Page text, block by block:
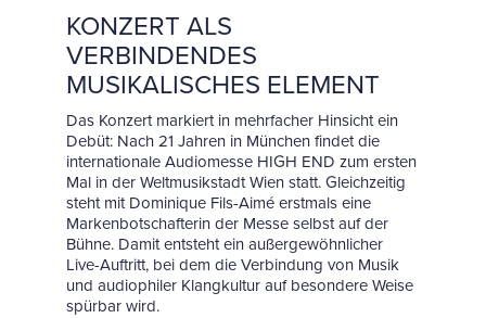
KONZERT ALS
VERBINDENDES
MUSIKALISCHES ELEMENT
Das Konzert markiert in mehrfacher Hinsicht ein
Debüt: Nach 21 Jahren in München findet die
internationale Audiomesse HIGH END zum ersten
Mal in der Weltmusikstadt Wien statt. Gleichzeitig
steht mit Dominique Fils-Aimé erstmals eine
Markenbotschafterin der Messe selbst auf der
Bühne. Damit entsteht ein außergewöhnlicher
Live-Auftritt, bei dem die Verbindung von Musik
und audiophiler Klangkultur auf besondere Weise
spürbar wird.